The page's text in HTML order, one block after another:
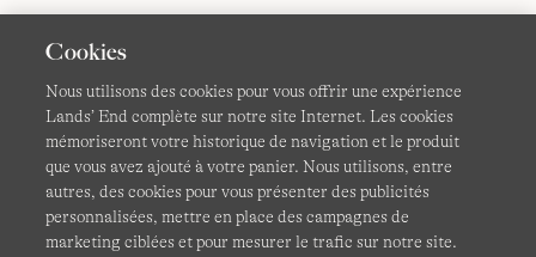
CGV Confidentialité et sécurité
Cookies -Gérer mes paramètres Carte du site
Cookies
Nous utilisons des cookies pour vous offrir une expérience
Lands’ End complète sur notre site Internet. Les cookies
mémoriseront votre historique de navigation et le produit
que vous avez ajouté à votre panier. Nous utilisons, entre
autres, des cookies pour vous présenter des publicités
personnalisées, mettre en place des campagnes de
marketing ciblées et pour mesurer le trafic sur notre site.